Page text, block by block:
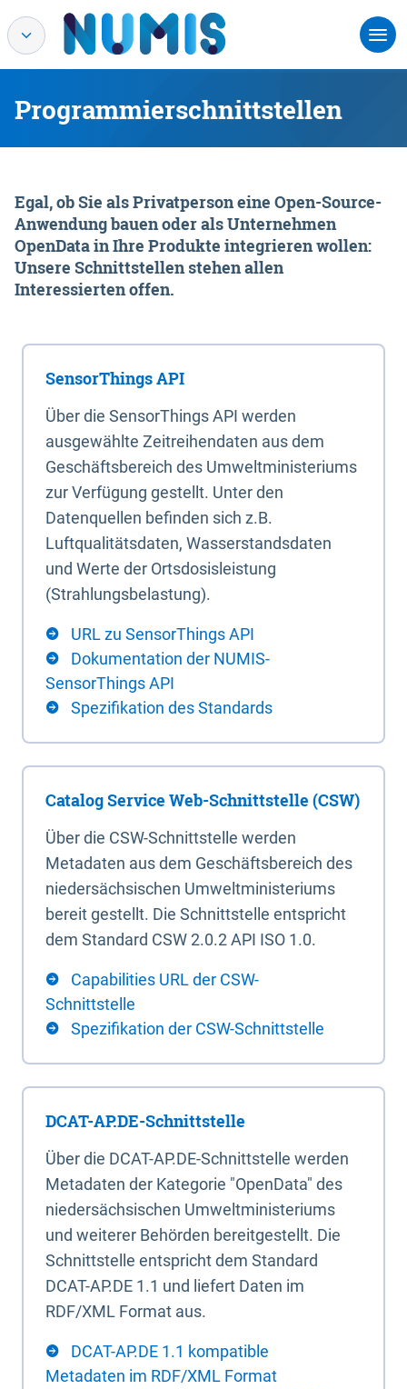
Programmierschnittstellen
Egal, ob Sie als Privatperson eine Open-Source-
Anwendung bauen oder als Unternehmen
OpenData in Ihre Produkte integrieren wollen:
Unsere Schnittstellen stehen allen
Interessierten offen.
SensorThings API
Über die SensorThings API werden
ausgewählte Zeitreihendaten aus dem
Geschäftsbereich des Umweltministeriums
zur Verfügung gestellt. Unter den
Datenquellen befinden sich z.B.
Luftqualitätsdaten, Wasserstandsdaten
und Werte der Ortsdosisleistung
(Strahlungsbelastung).
URL zu SensorThings API
Dokumentation der NUMIS-
SensorThings API
Spezifikation des Standards
Catalog Service Web-Schnittstelle (CSW)
Über die CSW-Schnittstelle werden
Metadaten aus dem Geschäftsbereich des
niedersächsischen Umweltministeriums
bereit gestellt. Die Schnittstelle entspricht
dem Standard CSW 2.0.2 API ISO 1.0.
Capabilities URL der CSW-
Schnittstelle
Spezifikation der CSW-Schnittstelle
DCAT-AP.DE-Schnittstelle
Über die DCAT-AP.DE-Schnittstelle werden
Metadaten der Kategorie "OpenData" des
niedersächsischen Umweltministeriums
und weiterer Behörden bereitgestellt. Die
Schnittstelle entspricht dem Standard
DCAT-AP.DE 1.1 und liefert Daten im
RDF/XML Format aus.
DCAT-AP.DE 1.1 kompatible
Metadaten im RDF/XML Format